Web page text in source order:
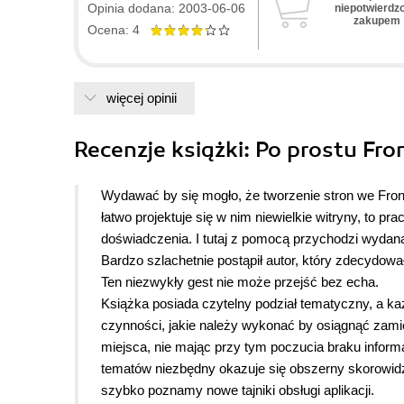
Opinia dodana: 2003-06-06
Ocena: 4
zakupem
więcej opinii
Recenzje książki: Po prostu
Wydawać by się mogło, że tworzenie stron we
łatwo projektuje się w nim niewielkie witryny, to
doświadczenia. I tutaj z pomocą przychodzi
Bardzo szlachetnie postąpił autor, który
Ten niezwykły gest nie może przejść bez echa.
Książka posiada czytelny podział tematyczny, a
czynności, jakie należy wykonać by osiągnąć
miejsca, nie mając przy tym poczucia braku
tematów niezbędny okazuje się obszerny
szybko poznamy nowe tajniki obsługi aplikacji.